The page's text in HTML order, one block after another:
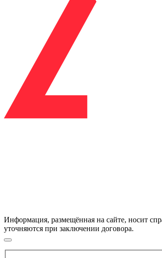
Информация, размещённая на сайте, носит
уточняются при заключении договора.